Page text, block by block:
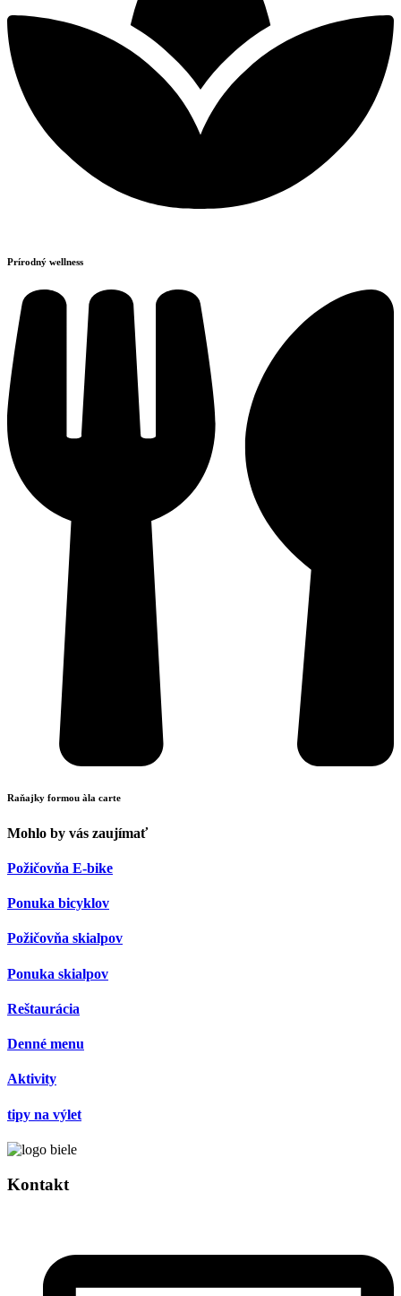
Prírodný wellness
Raňajky formou àla carte
Mohlo by vás zaujímať
Požičovňa E-bike
Ponuka bicyklov
Požičovňa skialpov
Ponuka skialpov
Reštaurácia
Denné menu
Aktivity
tipy na výlet
Kontakt